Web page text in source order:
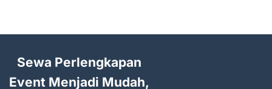
berbeda dengan dokumentasi-
Sewa Perlengkapan
Event Menjadi Mudah,